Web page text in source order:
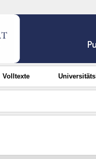
Volltexte